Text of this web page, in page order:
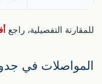
للمقارنة التفصيلية، راجع
المواصلات في